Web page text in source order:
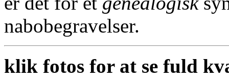
nabobegravelser.
klik fotos for at se fuld